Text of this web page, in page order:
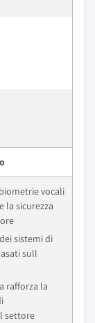
vocali
la sicurezza
sistemi di
sull
rafforza la
settore